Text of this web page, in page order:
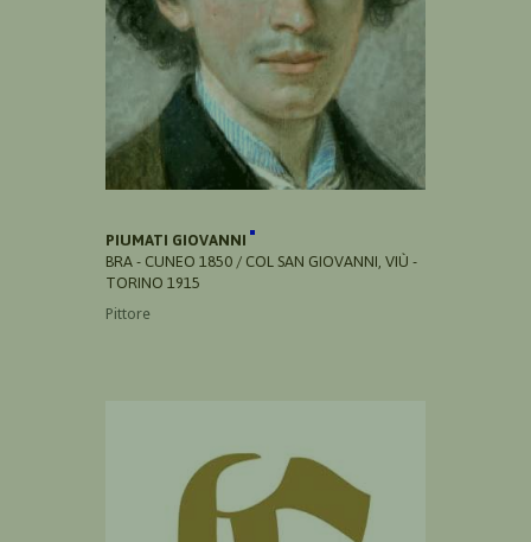
PIUMATI GIOVANNI
BRA - CUNEO 1850 / COL SAN GIOVANNI, VIÙ -
TORINO 1915
Pittore